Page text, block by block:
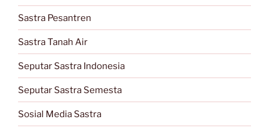
Sastra Pesantren
Sastra Tanah Air
Seputar Sastra Indonesia
Seputar Sastra Semesta
Sosial Media Sastra